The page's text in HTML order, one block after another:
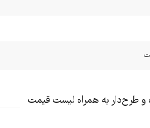
طرح‌دار به همراه لیست قیمت